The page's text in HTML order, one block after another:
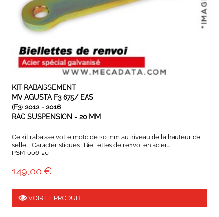
EXPÉDIÉ SOUS 3 À 5 JOURS OUVRÉS
KIT RABAISSEMENT
MV AGUSTA F3 675/ EAS
(F3) 2012 - 2016
RAC SUSPENSION - 20 MM
Ce kit rabaisse votre moto de 20 mm au niveau de la hauteur de
selle. Caractéristiques : Biellettes de renvoi en acier...
PSM-006-20
149,00 €
VOIR LE PRODUIT